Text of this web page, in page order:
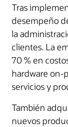
Tras
desempeño
la
clientes. La
70 % en
hardware on-
servicios y
También
nuevos